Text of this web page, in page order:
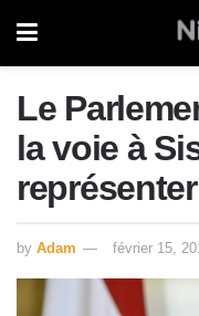
Le
la voie à
représenter
by Adam février 15,